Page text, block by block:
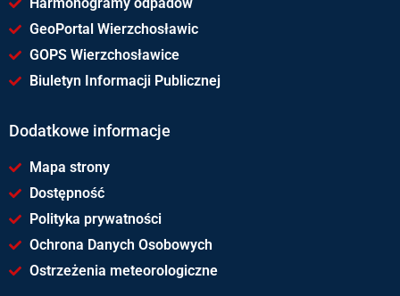
GeoPortal Wierzchosławic
GOPS Wierzchosławice
Biuletyn Informacji Publicznej
Dodatkowe informacje
Mapa strony
Dostępność
Polityka prywatności
Ochrona Danych Osobowych
Ostrzeżenia meteorologiczne